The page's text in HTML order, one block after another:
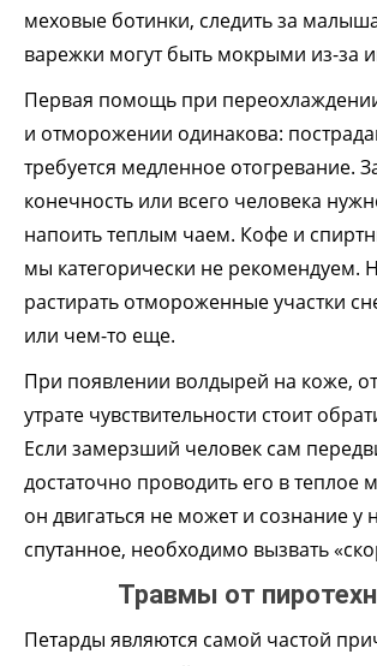
меховые ботинки, следить за
варежки могут быть мокрыми из-за
Первая помощь при
и отморожении одинакова:
требуется медленное отогревание.
конечность или всего человека
напоить теплым чаем. Кофе и
мы категорически не рекомендуем.
растирать отмороженные участки
или чем-то еще.
При появлении волдырей на коже,
утрате чувствительности стоит
Если замерзший человек сам
достаточно проводить его в теплое
он двигаться не может и сознание у
спутанное, необходимо вызвать
Травмы от
Петарды являются самой частой